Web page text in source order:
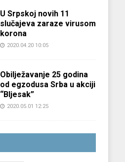
U Srpskoj novih 11
slučajeva zaraze virusom
korona
2020.04.20 10:05
Obilježavanje 25 godina
od egzodusa Srba u akciji
“Bljesak”
2020.05.01 12:25